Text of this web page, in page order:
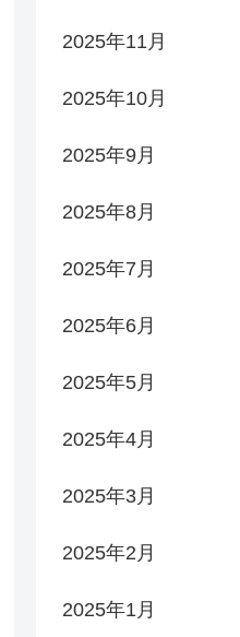
2025年11月
2025年10月
2025年9月
2025年8月
2025年7月
2025年6月
2025年5月
2025年4月
2025年3月
2025年2月
2025年1月